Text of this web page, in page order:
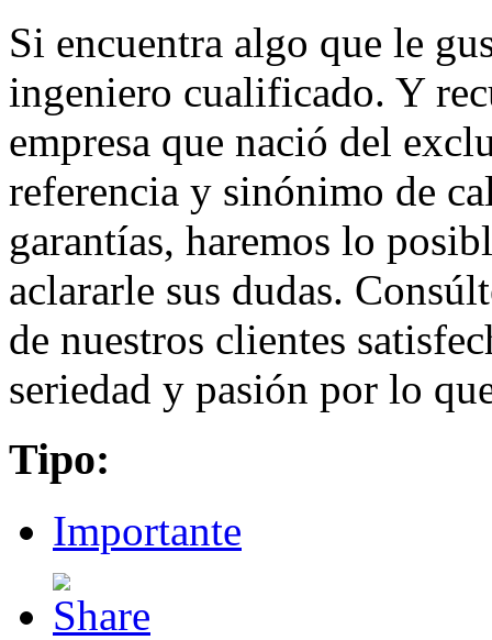
Si encuentra algo que le
ingeniero cualificado. Y
empresa que nació del
referencia y sinónimo de
garantías, haremos lo
aclararle sus dudas.
de nuestros clientes
seriedad y pasión por lo
Tipo:
Importante